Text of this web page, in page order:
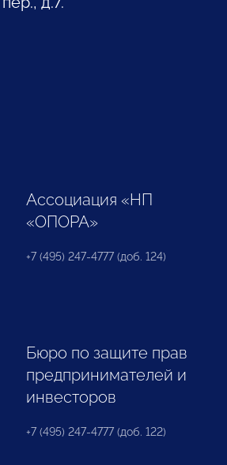
Ассоциация «НП
«ОПОРА»
+7 (495) 247-4777 (доб. 124)
Бюро по защите прав
предпринимателей и
инвесторов
+7 (495) 247-4777 (доб. 122)